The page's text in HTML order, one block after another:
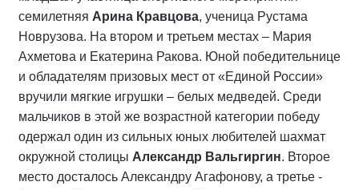
семилетняя Арина Кравцова, ученица Рустама
Новрузова. На втором и третьем местах – Мария
Ахметова и Екатерина Ракова. Юной победительнице
и обладателям призовых мест от «Единой России»
вручили мягкие игрушки – белых медведей. Среди
мальчиков в этой же возрастной категории победу
одержал один из сильных юных любителей шахмат
окружной столицы Александр Вальгиргин. Второе
место досталось Александру Агафонову, а третье -